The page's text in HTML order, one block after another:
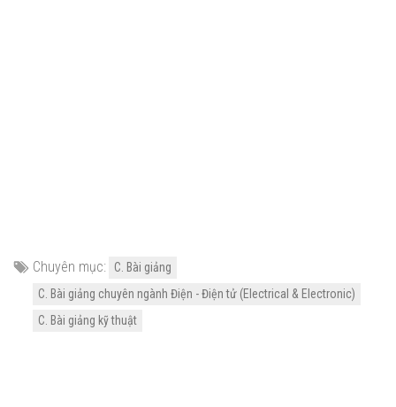
Chuyên mục:
C. Bài giảng
C. Bài giảng chuyên ngành Điện - Điện tử (Electrical & Electronic)
C. Bài giảng kỹ thuật